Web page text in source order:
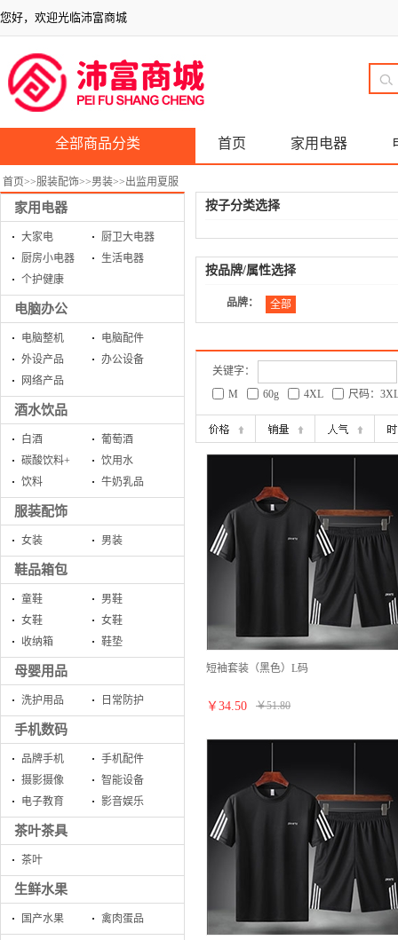
您好，欢迎光临沛富商城
全部商品分类 首页 家用电器
首页>>服装配饰>>男装>>出监用夏服
家用电器
大家电
厨卫大电器
厨房小电器
生活电器
个护健康
电脑办公
电脑整机
电脑配件
外设产品
办公设备
网络产品
酒水饮品
白酒
葡萄酒
碳酸饮料+
饮用水
饮料
牛奶乳品
服装配饰
女装 男装
鞋品箱包
童鞋
男鞋
女鞋
女鞋
收纳箱
鞋垫
母婴用品
洗护用品 日常防护
手机数码
品牌手机
手机配件
摄影摄像
智能设备
电子教育
影音娱乐
茶叶茶具
茶叶
生鲜水果
国产水果 禽肉蛋品
按子分类选择
按品牌/属性选择
品牌： 全部
关键字：
M
60g 4XL 尺码：
短袖套装（黑色）L码
￥ 34.50 ￥51.80